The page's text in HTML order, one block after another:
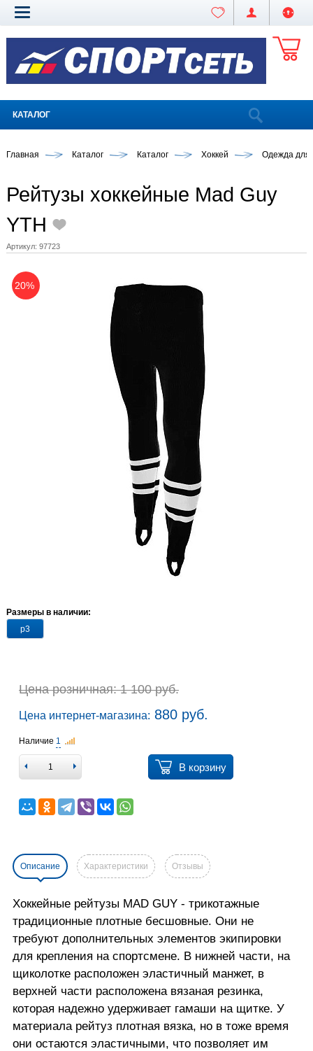
КАТАЛОГ
Главная Каталог Каталог Хоккей Одежда для
Рейтузы хоккейные Mad Guy
YTH
Артикул: 97723
20%
Размеры в наличии:
р3
Цена розничная: 1 100 руб.
Цена интернет-магазина: 880 руб.
Наличие 1
В корзину
Описание Характеристики Отзывы
Хоккейные рейтузы MAD GUY - трикотажные
традиционные плотные бесшовные. Они не
требуют дополнительных элементов экипировки
для крепления на спортсмене. В нижней части, на
щиколотке расположен эластичный манжет, в
верхней части расположена вязаная резинка,
которая надежно удерживает гамаши на щитке. У
материала рейтуз плотная вязка, но в тоже время
они остаются эластичными, что позволяет им